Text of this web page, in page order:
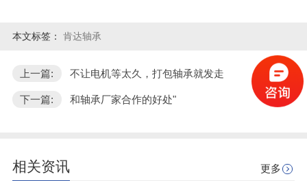
本文标签： 肯达轴承
上一篇: 不让电机等太久，打包轴承就发走
下一篇: 和轴承厂家合作的好处"
相关资讯 更多